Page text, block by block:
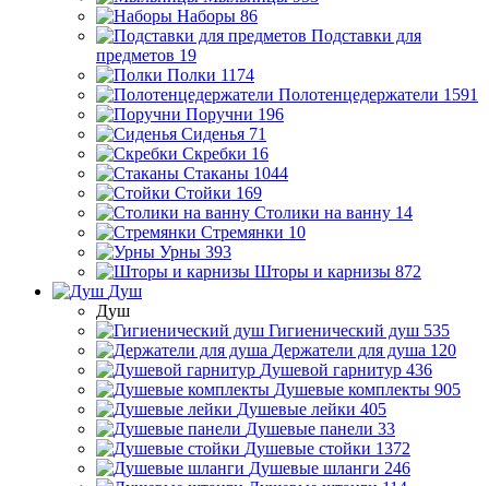
Наборы 86
Подставки для
предметов 19
Полки 1174
Полотенцедержатели 1591
Поручни 196
Сиденья 71
Скребки 16
Стаканы 1044
Стойки 169
Столики на ванну 14
Стремянки 10
Урны 393
Шторы и карнизы 872
Душ
Душ
Гигиенический душ 535
Держатели для душа 120
Душевой гарнитур 436
Душевые комплекты 905
Душевые лейки 405
Душевые панели 33
Душевые стойки 1372
Душевые шланги 246